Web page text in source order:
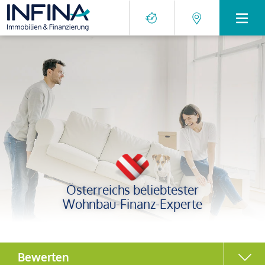
Österreichs beliebtester
Wohnbau-Finanz-Experte
Bewerten